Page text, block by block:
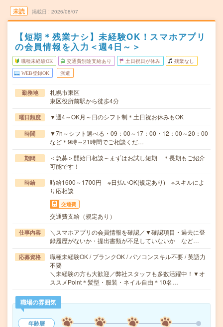
未読 掲載日 2026/08/07
【短期＊残業ナシ】未経験OK！スマホアプリ
の会員情報を入力＜週4日～＞
職種未経験OK 交通費別途支給あり 土日祝日が休み 残業なし
WEB登録OK 派遣
勤務地
札幌市東区
東区役所前駅から徒歩4分
曜日頻度 ▼週4～OK月～日のシフト制＊土日祝お休みもOK
時間
▼7h～シフト選べる・09：00～17：00・12：00～20：00
など＊9時～21時間でご相談くだ…
期間
＜急募＞開始日相談～まずはお試し短期 ＊長期もご紹介
可能です！
時給
時給1600～1700円 ※日払いOK(規定あり) ※スキルによ
り応相談
交通費
交通費支給（規定あり）
仕事内容
＼スマホアプリの会員情報を確認／▼確認項目・過去に登
録履歴がないか・提出書類が不足していないか など…
応募資格
職種未経験OK / ブランクOK / パソコンスキル不要 / 英語力
不要
＼未経験の方も大歓迎／弊社スタッフも多数活躍中！▼オ
ススメPoint＊髪型・服装・ネイル自由＊10名…
職場の雰囲気
年齢層